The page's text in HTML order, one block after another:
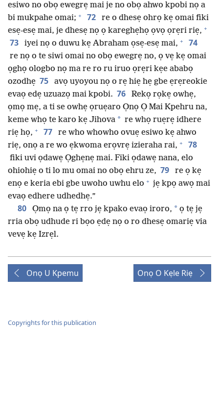
esiwo no obọ ewegrẹ mai je no obọ ahwo kpobi nọ a
bi mukpahe omai; + 72
re o dhesẹ ohrọ kẹ omai fiki
esẹ-esẹ mai, je dhesẹ nọ ọ kareghẹhọ ọvọ ọrẹri riẹ, +
73 iyei nọ o duwu kẹ Abraham ọsẹ-esẹ mai, + 74
re nọ o te siwi omai no obọ ewegrẹ no, ọ vẹ kẹ omai
ọghọ ologbo nọ ma re ro ru iruo ọrẹri kẹe ababọ
ozodhẹ 75
avọ uyoyou nọ o rẹ hiẹ hẹ gbe ẹrẹreokie
evaọ edẹ uzuazọ mai kpobi. 76
Rekọ rọkẹ owhẹ,
ọmọ mẹ, a ti se owhẹ ọruẹaro Ọnọ Ọ Mai Kpehru na,
keme whọ te karo kẹ Jihova * re whọ ruẹrẹ idhere
riẹ họ, + 77
re who whowho ovuẹ esiwo kẹ ahwo
riẹ, onọ a re wo ẹkwoma erọvrẹ izieraha rai, + 78
fiki uvi ọdawẹ Ọghẹnẹ mai. Fiki ọdawẹ nana, elo
ohiohiẹ o ti lo mu omai no obọ ehru ze, 79
re ọ kẹ
enọ e keria ebi gbe uwoho uwhu elo + jẹ kpọ awọ mai
evaọ edhere udhedhẹ.”
80 Ọmọ na ọ tẹ rro jẹ kpako evaọ iroro, * ọ tẹ jẹ
rria obọ udhude ri bọo ẹdẹ nọ o ro dhesẹ omariẹ via
vevẹ kẹ Izrẹl.
Onọ U Kpemu Onọ O Kẹle Riẹ
Copyrights for this publication